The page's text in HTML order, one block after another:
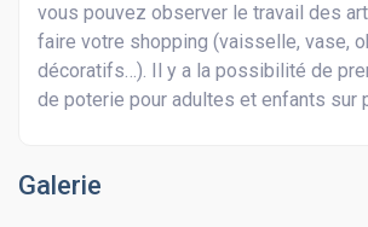
vous pouvez observer le travail des
faire votre shopping (vaisselle, vase,
décoratifs…). Il y a la possibilité de
de poterie pour adultes et enfants sur
Galerie